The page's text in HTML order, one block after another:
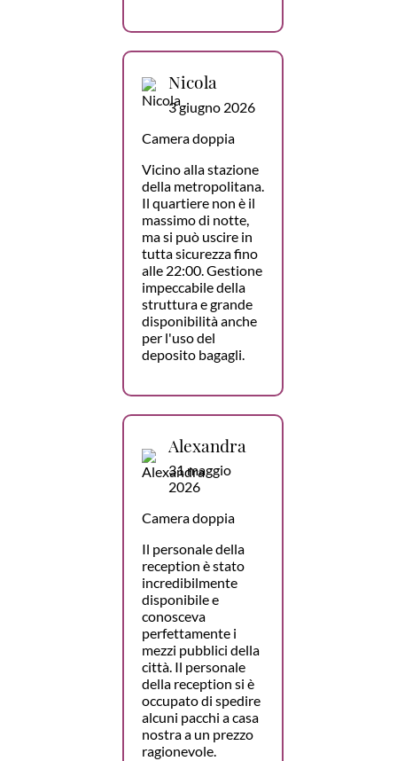
Nicola
3 giugno 2026
Camera doppia
Vicino alla stazione
della metropolitana.
Il quartiere non è il
massimo di notte,
ma si può uscire in
tutta sicurezza fino
alle 22:00. Gestione
impeccabile della
struttura e grande
disponibilità anche
per l'uso del
deposito bagagli.
Alexandra
31 maggio
2026
Camera doppia
Il personale della
reception è stato
incredibilmente
disponibile e
conosceva
perfettamente i
mezzi pubblici della
città. Il personale
della reception si è
occupato di spedire
alcuni pacchi a casa
nostra a un prezzo
ragionevole.